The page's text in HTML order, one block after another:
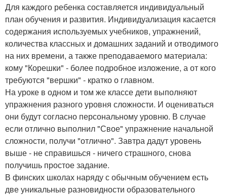
Для каждого ребенка составляется индивидуальный
план обучения и развития. Индивидуализация касается
содержания используемых учебников, упражнений,
количества классных и домашних заданий и отводимого
на них времени, а также преподаваемого материала:
кому "Корешки" - более подробное изложение, а от кого
требуются "вершки" - кратко о главном.
На уроке в одном и том же классе дети выполняют
упражнения разного уровня сложности. И оцениваться
они будут согласно персональному уровню. В случае
если отлично выполнил "Свое" упражнение начальной
сложности, получи "отлично". Завтра дадут уровень
выше - не справишься - ничего страшного, снова
получишь простое задание.
В финских школах наряду с обычным обучением есть
две уникальные разновидности образовательного